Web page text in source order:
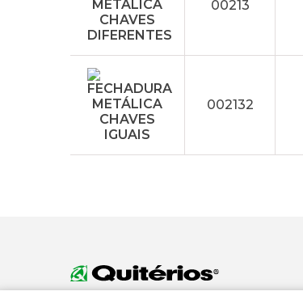
00213
002132